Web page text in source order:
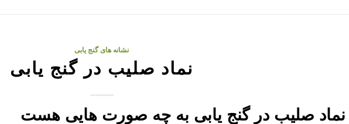
نشانه های گنج یابی
نماد صلیب در گنج یابی
نماد صلیب در گنج یابی به چه صورت هایی هست